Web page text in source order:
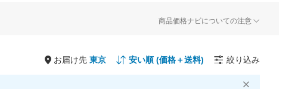
商品価格ナビについての注意
お届け先 絞り込み